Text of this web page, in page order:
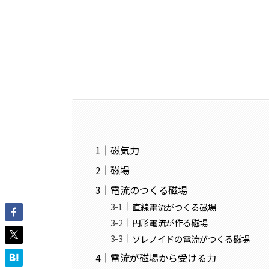
磁気力
磁場
電流のつくる磁場
直線電流がつくる磁場
円形電流が作る磁場
ソレノイドの電流がつくる磁場
電流が磁場から受ける力